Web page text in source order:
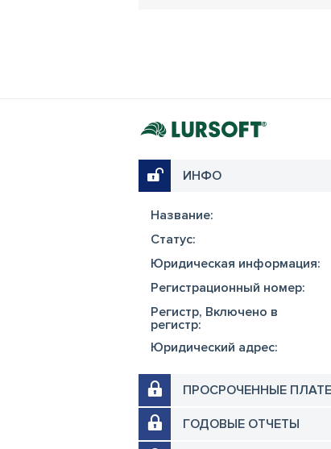
ИНФО
Название:
Cтатус:
Юридическая информация:
Регистрационный номер:
Регистр, Включено в
регистр:
Юридический адрес:
ПРОСРОЧЕННЫЕ
ГОДОВЫЕ ОТЧЕТЫ